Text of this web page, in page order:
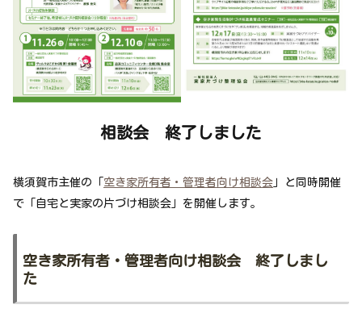
相談会 終了しました
横須賀市主催の「 空き家所有者・管理者向け相談会 」と同時開催
で「自宅と実家の片づけ相談会」を開催します。
空き家所有者・管理者向け相談会 終了しまし
た